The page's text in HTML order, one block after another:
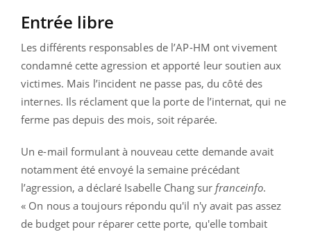
Entrée libre
Les différents responsables de l’AP-HM ont vivement
condamné cette agression et apporté leur soutien aux
victimes. Mais l’incident ne passe pas, du côté des
internes. Ils réclament que la porte de l’internat, qui ne
ferme pas depuis des mois, soit réparée.
Un e-mail formulant à nouveau cette demande avait
notamment été envoyé la semaine précédant
l’agression, a déclaré Isabelle Chang surfranceinfo.
« On nous a toujours répondu qu'il n'y avait pas assez
de budget pour réparer cette porte, qu'elle tombait